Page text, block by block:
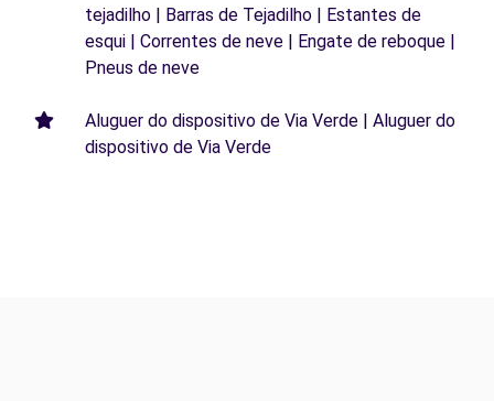
tejadilho | Barras de Tejadilho | Estantes de
esqui | Correntes de neve | Engate de reboque |
Pneus de neve
Aluguer do dispositivo de Via Verde | Aluguer do
dispositivo de Via Verde